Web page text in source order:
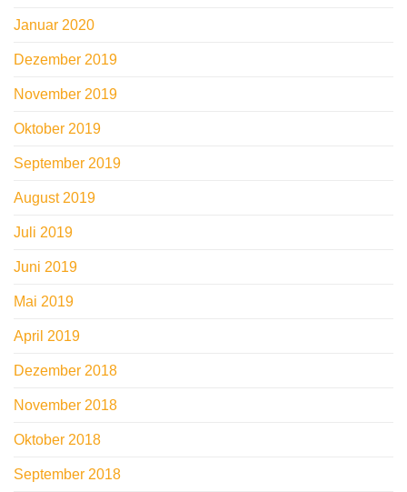
Januar 2020
Dezember 2019
November 2019
Oktober 2019
September 2019
August 2019
Juli 2019
Juni 2019
Mai 2019
April 2019
Dezember 2018
November 2018
Oktober 2018
September 2018